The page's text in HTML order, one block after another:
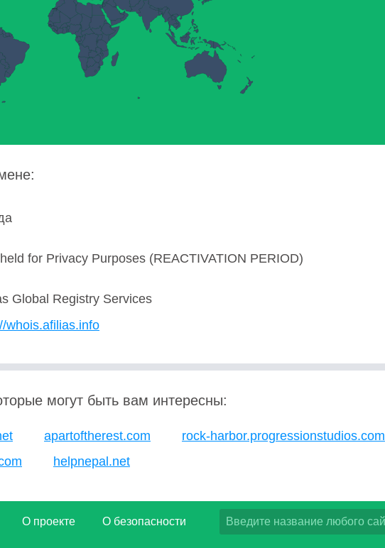
for Privacy Purposes (REACTIVATION PERIOD)
Global Registry Services
whois.afilias.info
могут быть вам интересны:
apartoftherest.com
rock-harbor.progressionstudios.com
helpnepal.net
О проекте О безопасности